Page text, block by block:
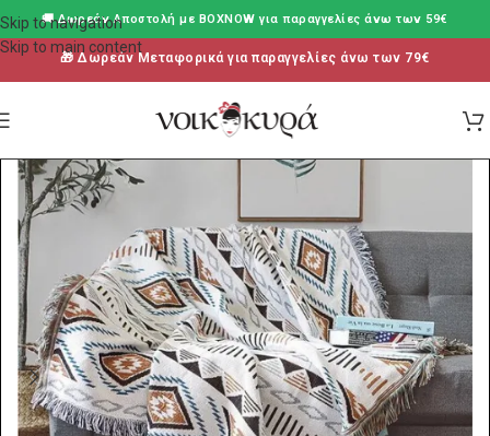
Skip to navigation
Skip to main content
🚚 Δωρεάν Aποστολή με BOXNOW για παραγγελίες άνω των 59€
🎁 Δωρεάν Μεταφορικά για παραγγελίες άνω των 79€